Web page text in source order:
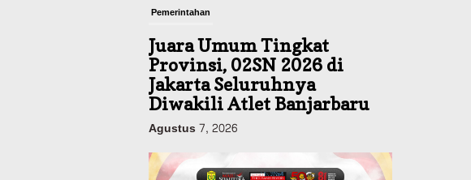
Pemerintahan
Juara Umum Tingkat
Provinsi, 02SN 2026 di
Jakarta Seluruhnya
Diwakili Atlet Banjarbaru
Agustus 7, 2026
Headline Investasi & Keuangan